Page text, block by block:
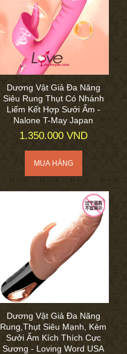
Dương Vật Giả Đa Năng
Siêu Rung Thụt Có Nhánh
Liếm Kết Hợp Sưởi Ấm -
Nalone T-May Japan
1.350.000 VND
Dương Vật Giả Đa Năng
Rung,Thụt Siêu Mạnh, Kèm
Sưởi Ấm Kích Thích Cực
Sương - Loving Word USA